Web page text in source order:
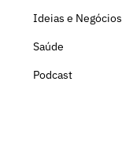
Ideias e Negócios
Saúde
Podcast